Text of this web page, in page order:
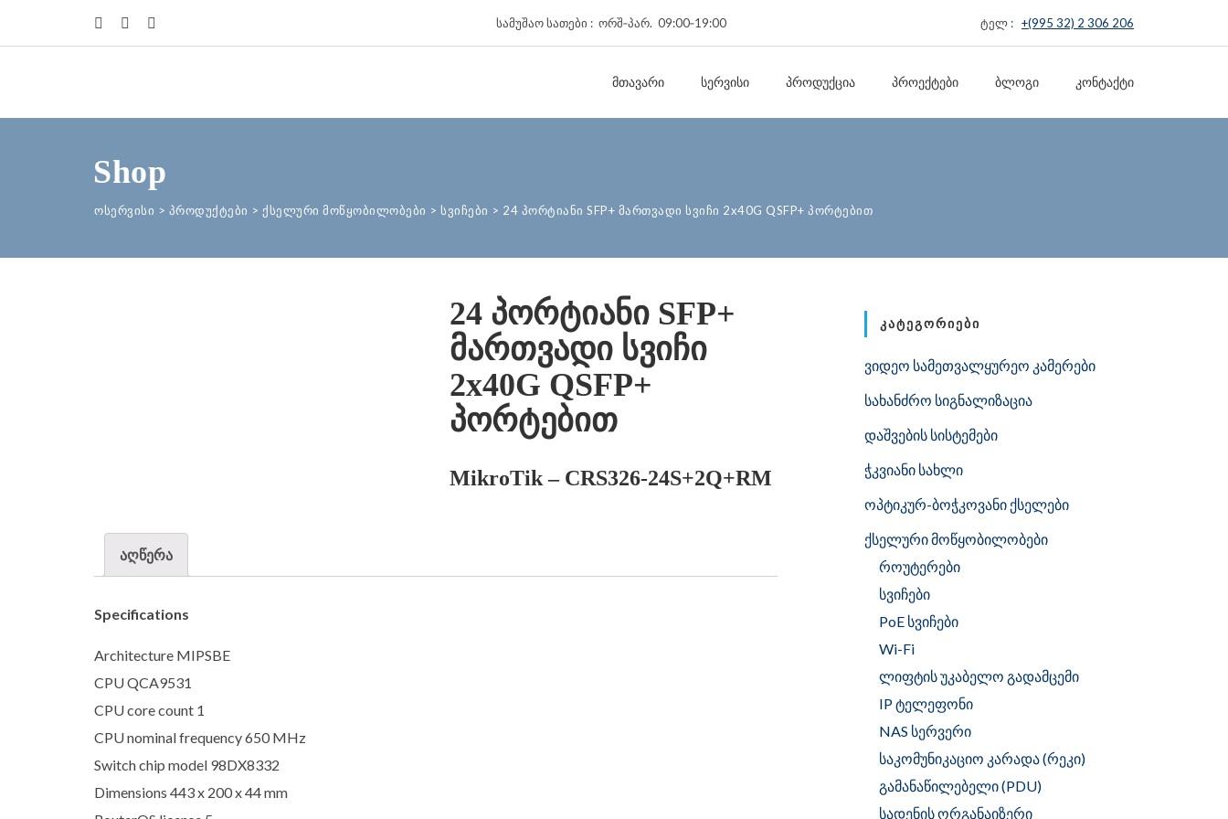
სამუშაო სათები : ორშ‑პარ. 09:00‑19:00 ტელ : +(995 32) 2 306 206
ᲛᲗᲐᲕᲐᲠᲘ ᲡᲔᲠᲕᲘᲡᲘ ᲞᲠᲝᲓᲣᲥᲪᲘᲐ ᲞᲠᲝᲔᲥᲢᲔᲑᲘ ᲑᲚᲝᲒᲘ ᲙᲝᲜᲢᲐᲥᲢᲘ
Shop
ოსერვისი > პროდუქტები > ქსელური მოწყობილობები > სვიჩები > 24 პორტიანი SFP+ მართვადი სვიჩი 2x40G QSFP+ პორტებით
24 პორტიანი SFP+
მართვადი სვიჩი
2x40G QSFP+
პორტებით
MikroTik – CRS326-24S+2Q+RM
აღწერა
Specifications
Architecture MIPSBE
CPU QCA9531
CPU core count 1
CPU nominal frequency 650 MHz
Switch chip model 98DX8332
Dimensions 443 x 200 x 44 mm
ᲙᲐᲢᲔᲒᲝᲠᲘᲔᲑᲘ
ვიდეო სამეთვალყურეო კამერები
სახანძრო სიგნალიზაცია
დაშვების სისტემები
ჭკვიანი სახლი
ოპტიკურ-ბოჭკოვანი ქსელები
ქსელური მოწყობილობები
როუტერები
სვიჩები
PoE სვიჩები
Wi-Fi
ლიფტის უკაბელო გადამცემი
IP ტელეფონი
NAS სერვერი
საკომუნიკაციო კარადა (რეკი)
გამანაწილებელი (PDU)
სადენის ორგანაიზერი